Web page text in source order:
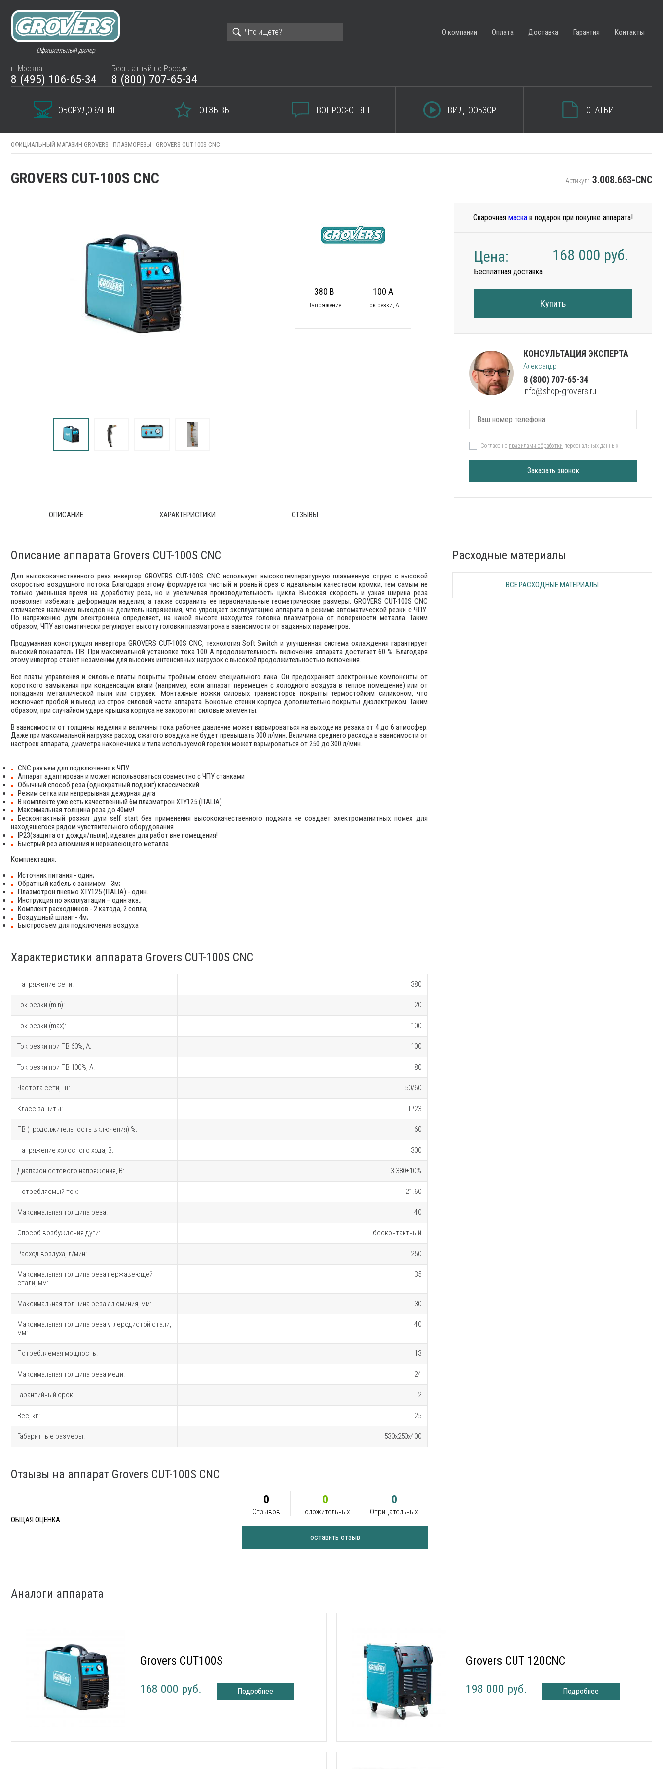
Официальный дилер
О компании Оплата Доставка Гарантия Контакты
г. Москва
8 (495) 106-65-34
Бесплатный по России
8 (800) 707-65-34
ОБОРУДОВАНИЕ ОТЗЫВЫ ВОПРОС-ОТВЕТ ВИДЕООБЗОР СТАТЬИ
ОФИЦИАЛЬНЫЙ МАГАЗИН GROVERS - ПЛАЗМОРЕЗЫ - GROVERS CUT-100S CNC
GROVERS CUT-100S CNC Артикул: 3.008.663-CNC
380 В
Напряжение
100 А
Ток резки, А
Сварочная маска в подарок при покупке аппарата!
Цена: 168 000 руб.
Бесплатная доставка
Купить
КОНСУЛЬТАЦИЯ ЭКСПЕРТА
Александр
8 (800) 707-65-34
info@shop-grovers.ru
Согласен с правилами обработки персональных данных
Заказать звонок
ОПИСАНИЕ ХАРАКТЕРИСТИКИ ОТЗЫВЫ
Описание аппарата Grovers CUT-100S CNC
Для высококачественного реза инвертор GROVERS CUT-100S CNC использует высокотемпературную плазменную струю с высокой
скоростью воздушного потока. Благодаря этому формируется чистый и ровный срез с идеальным качеством кромки, тем самым не
только уменьшая время на доработку реза, но и увеличивая производительность цикла. Высокая скорость и узкая ширина реза
позволяет избежать деформации изделия, а также сохранить ее первоначальные геометрические размеры. GROVERS CUT-100S CNC
отличается наличием выходов на делитель напряжения, что упрощает эксплуатацию аппарата в режиме автоматической резки с ЧПУ.
По напряжению дуги электроника определяет, на какой высоте находится головка плазматрона от поверхности металла. Таким
образом, ЧПУ автоматически регулирует высоту головки плазматрона в зависимости от заданных параметров.
Продуманная конструкция инвертора GROVERS CUT-100S CNC, технология Soft Switch и улучшенная система охлаждения гарантирует
высокий показатель ПВ. При максимальной установке тока 100 А продолжительность включения аппарата достигает 60 %. Благодаря
этому инвертор станет незаменим для высоких интенсивных нагрузок с высокой продолжительностью включения.
Все платы управления и силовые платы покрыты тройным слоем специального лака. Он предохраняет электронные компоненты от
короткого замыкания при конденсации влаги (например, если аппарат перемещен с холодного воздуха в теплое помещение) или от
попадания металлической пыли или стружек. Монтажные ножки силовых транзисторов покрыты термостойким силиконом, что
исключает пробой и выход из строя силовой части аппарата. Боковые стенки корпуса дополнительно покрыты диэлектриком. Таким
образом, при случайном ударе крышка корпуса не закоротит силовые элементы.
В зависимости от толщины изделия и величины тока рабочее давление может варьироваться на выходе из резака от 4 до 6 атмосфер.
Даже при максимальной нагрузке расход сжатого воздуха не будет превышать 300 л/мин. Величина среднего расхода в зависимости от
настроек аппарата, диаметра наконечника и типа используемой горелки может варьироваться от 250 до 300 л/мин.
CNC разъем для подключения к ЧПУ
Аппарат адаптирован и может использоваться совместно с ЧПУ станками
Обычный способ реза (однократный поджиг) классический
Режим сетка или непрерывная дежурная дуга
В комплекте уже есть качественный 6м плазматрон XTY125 (ITALIA)
Максимальная толщина реза до 40мм!
Бесконтактный розжиг дуги self start без применения высококачественного поджига не создает электромагнитных помех для
находящегося рядом чувствительного оборудования
IP23(защита от дождя/пыли), идеален для работ вне помещения!
Быстрый рез алюминия и нержавеющего металла
Комплектация:
Источник питания - один;
Обратный кабель с зажимом - 3м;
Плазмотрон пневмо XTY125 (ITALIA) - один;
Инструкция по эксплуатации – один экз.;
Комплект расходников - 2 катода, 2 сопла;
Воздушный шланг - 4м;
Быстросъем для подключения воздуха
Характеристики аппарата Grovers CUT-100S CNC
Напряжение сети: 380
Ток резки (min): 20
Ток резки (max): 100
Ток резки при ПВ 60%, A: 100
Ток резки при ПВ 100%, A: 80
Частота сети, Гц: 50/60
Класс защиты: IP23
ПВ (продолжительность включения) %: 60
Напряжение холостого хода, В: 300
Диапазон сетевого напряжения, В: 3-380±10%
Потребляемый ток: 21.60
Максимальная толщина реза: 40
Способ возбуждения дуги: бесконтактный
Расход воздуха, л/мин: 250
Максимальная толщина реза нержавеющей
стали, мм:
35
Максимальная толщина реза алюминия, мм: 30
Максимальная толщина реза углеродистой стали,
мм:
40
Потребляемая мощность: 13
Максимальная толщина реза меди: 24
Гарантийный срок: 2
Вес, кг: 25
Габаритные размеры: 530х250х400
Отзывы на аппарат Grovers CUT-100S CNC
ОБЩАЯ ОЦЕНКА
0
Отзывов
0
Положительных
0
Отрицательных
оставить отзыв
Расходные материалы
ВСЕ РАСХОДНЫЕ МАТЕРИАЛЫ
Аналоги аппарата
Grovers CUT100S
168 000 руб. Подробнее
Grovers CUT 120CNC
198 000 руб. Подробнее
ЗАКРЫТЬ КОРЗИНУ